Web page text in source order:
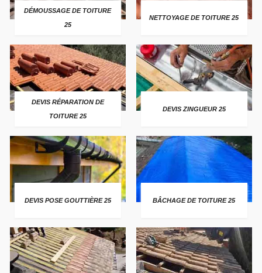
DÉMOUSSAGE DE TOITURE
25
NETTOYAGE DE TOITURE 25
DEVIS RÉPARATION DE
TOITURE 25
DEVIS ZINGUEUR 25
DEVIS POSE GOUTTIÈRE 25 BÂCHAGE DE TOITURE 25